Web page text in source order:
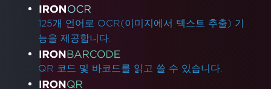
125개 언어로 OCR(이미지에서 텍스트 추출) 기
능을 제공합니다.
QR 코드 및 바코드를 읽고 쓸 수 있습니다.